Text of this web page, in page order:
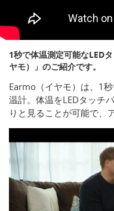
1秒で体温測定可能なLED
ヤモ）」のご紹介です。
Earmo（イヤモ）は、1
温計。体温をLEDタッチ
りと見ることが可能で、